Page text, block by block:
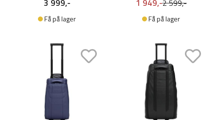
3 999,-
Få på lager
2 599,-
1 949,-
Få på lager